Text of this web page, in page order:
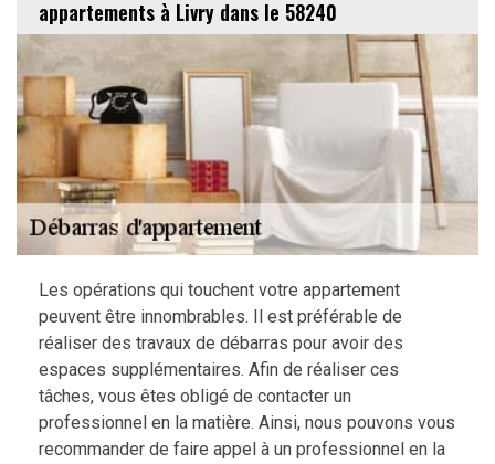
appartements à Livry dans le 58240
Les opérations qui touchent votre appartement
peuvent être innombrables. Il est préférable de
réaliser des travaux de débarras pour avoir des
espaces supplémentaires. Afin de réaliser ces
tâches, vous êtes obligé de contacter un
professionnel en la matière. Ainsi, nous pouvons vous
recommander de faire appel à un professionnel en la